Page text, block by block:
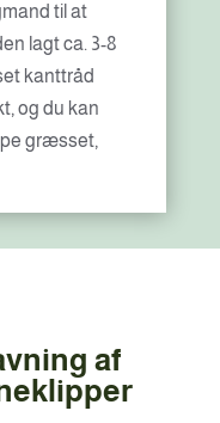
til at
lagt ca. 3-8
kanttråd
og du kan
græsset,
af